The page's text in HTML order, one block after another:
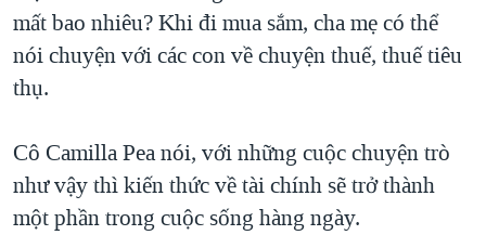
mất bao nhiêu? Khi đi mua sắm, cha mẹ có thể
nói chuyện với các con về chuyện thuế, thuế tiêu
thụ.
Cô Camilla Pea nói, với những cuộc chuyện trò
như vậy thì kiến thức về tài chính sẽ trở thành
một phần trong cuộc sống hàng ngày.